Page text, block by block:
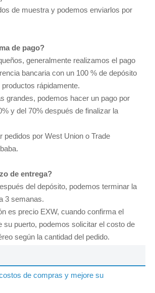
de muestra y podemos enviarlos por
de pago?
generalmente realizamos el pago
bancaria con un 100 % de depósito
rápidamente.
grandes, podemos hacer un pago por
y del 70% después de finalizar la
pedidos por West Union o Trade
de entrega?
del depósito, podemos terminar la
3 semanas.
es precio EXW, cuando confirma el
su puerto, podemos solicitar el costo de
según la cantidad del pedido.
de compras y mejore su